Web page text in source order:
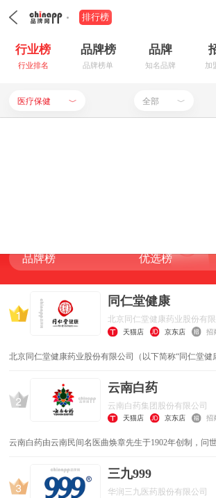
排行榜
行业榜
行业排名
品牌榜
品牌榜单
品牌
知名品牌 加
医疗保健 ﹀ 全部 ﹀
汽车用品
金融信息
农业化工
医疗保健
其他
品牌榜 优选榜
同仁堂健康
北京同仁堂健康药业股份有限
天猫店 京东店 招
北京同仁堂健康药业股份有限公司（以下简称“同仁堂健
支，同仁堂健康聚中华养生文化与现代创新科技于一身
为一体，为用户提供覆盖养生、保健、诊断、治疗的全
案，始终走在大健康产业发展的前列。
云南白药
云南白药集团股份有限公司
天猫店 京东店 招
云南白药由云南民间名医曲焕章先生于1902年创制，问
立，白药开始了专业化生产。公司于1993年在深交所挂牌
三九999
华润三九医药股份有限公司